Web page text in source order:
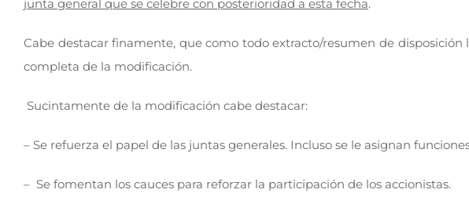
junta general que se celebre con posterioridad a esta fecha.
Cabe destacar finamente, que como todo extracto/resumen de
completa de la modificación.
Sucintamente de la modificación cabe destacar:
– Se refuerza el papel de las juntas generales. Incluso se le asignan
– Se fomentan los cauces para reforzar la participación de los accionistas.